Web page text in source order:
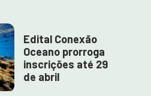
Edital Conexão
Oceano prorroga
inscrições até 29
de abril